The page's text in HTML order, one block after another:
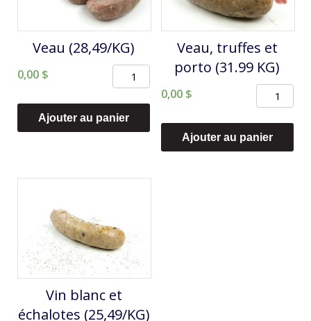
Veau (28,49/KG)
0,00 $
quantité
Veau
(28,49/KG)
Ajouter au panier
Veau, truffes et
porto (31.99 KG)
0,00 $
quantité
Veau,
truffes
Ajouter au panier
Vin blanc et
échalotes (25,49/KG)